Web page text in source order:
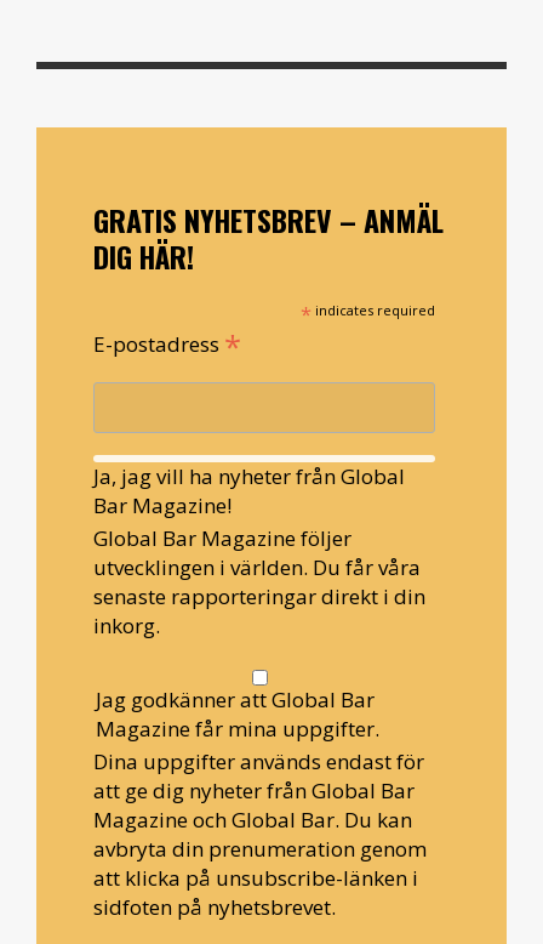
GRATIS NYHETSBREV – ANMÄL
DIG HÄR!
* indicates required
E-postadress *
Ja, jag vill ha nyheter från Global
Bar Magazine!
Global Bar Magazine följer
utvecklingen i världen. Du får våra
senaste rapporteringar direkt i din
inkorg.
Jag godkänner att Global Bar
Magazine får mina uppgifter.
Dina uppgifter används endast för
att ge dig nyheter från Global Bar
Magazine och Global Bar. Du kan
avbryta din prenumeration genom
att klicka på unsubscribe-länken i
sidfoten på nyhetsbrevet.